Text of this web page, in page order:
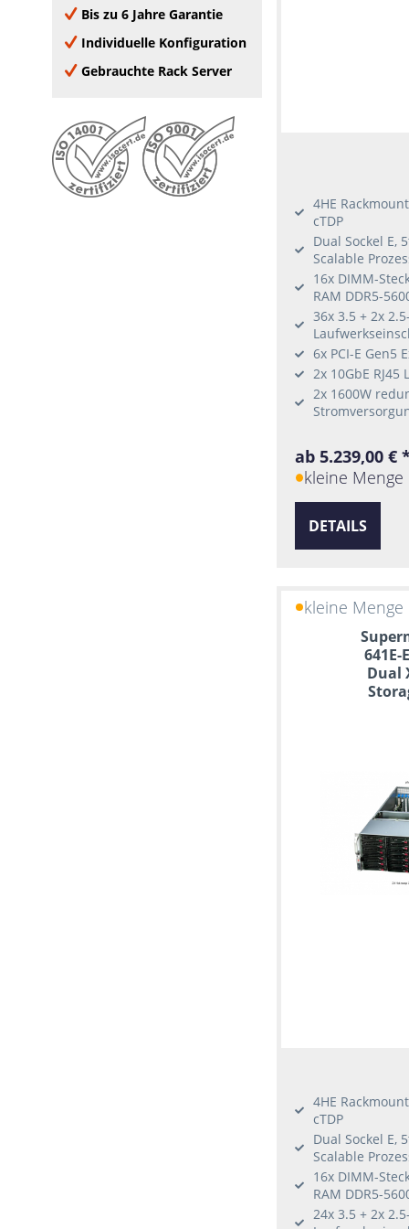
68 Slot
90 Slot
6 Add-on Cards
7 Add-on Cards
4 GPUs
VMware certified
Oracle Linux
Window Server 2019
Windows Server 2022
Windows 10
Windows 11
Bis zu 6 Jahre Garantie
Individuelle Konfiguration
Gebrauchte Rack Server
4HE
cTDP
Dual Sockel E,
Scalable
16x DIMM-
RAM DDR5-
36x 3.5 + 2x
6x PCI-E Gen5
2x 10GbE RJ45
2x 1600W
ab 5.239,00 €
kleine Menge
DETAILS
kleine Menge
641E-
Dual
4HE
cTDP
Dual Sockel E,
Scalable
16x DIMM-
RAM DDR5-
24x 3.5 + 2x